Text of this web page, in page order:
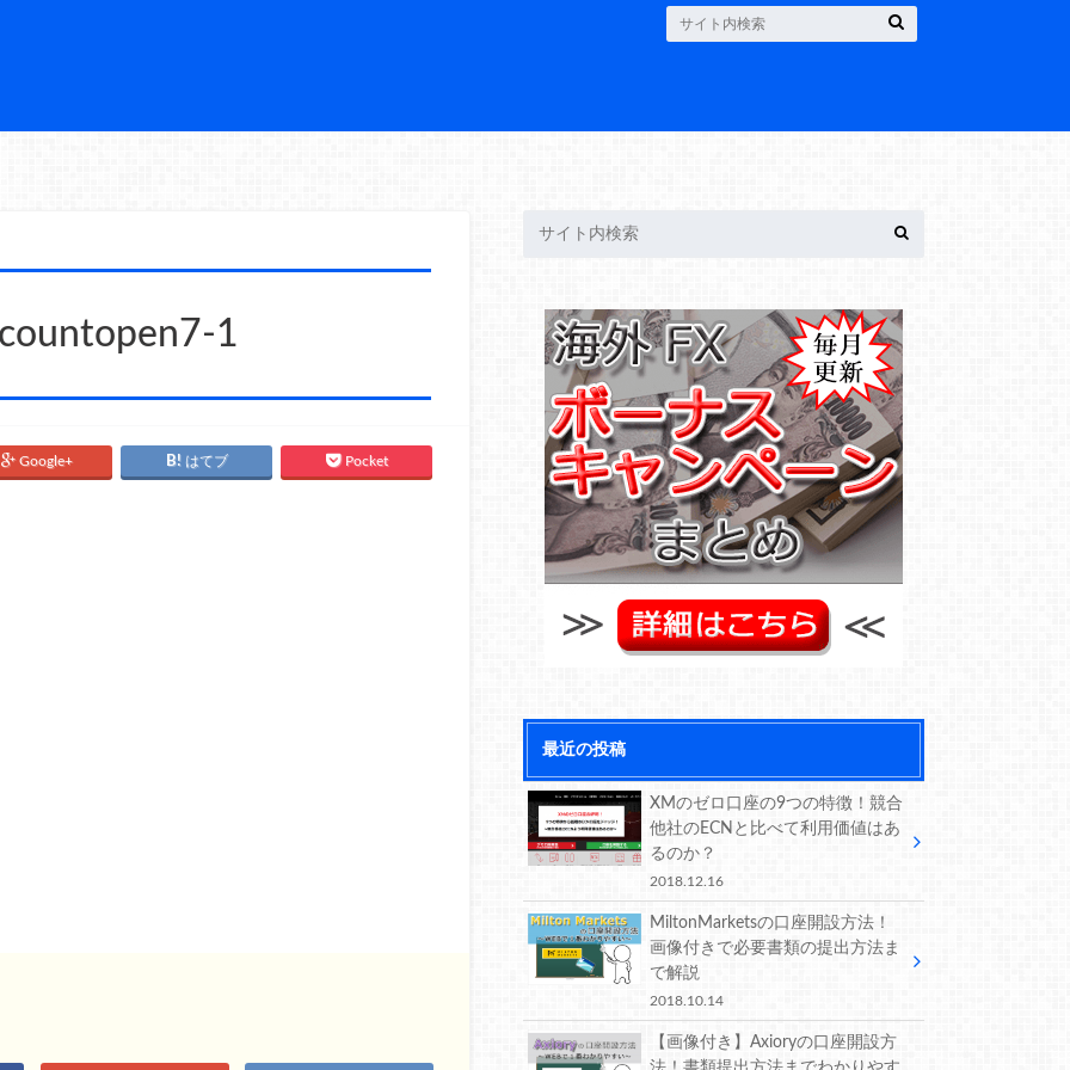
1
Google+ はてブ Pocket
最近の投稿
XMのゼロ口座の9つの特徴！競合
他社のECNと比べて利用価値はあ
るのか？
2018.12.16
MiltonMarketsの口座開設方法！
画像付きで必要書類の提出方法ま
で解説
2018.10.14
【画像付き】Axioryの口座開設方